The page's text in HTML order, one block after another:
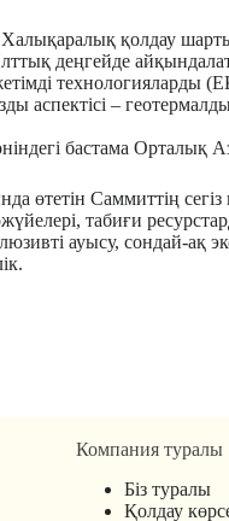
Халықаралық қолдау
деңгейде
аспектісі –
бастама Орталық
өтетін Саммиттің
табиғи
ауысу,
Компания туралы
Біз туралы
Қолдау